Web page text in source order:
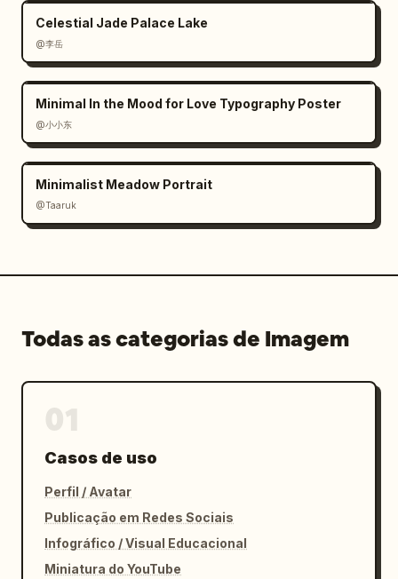
Celestial Jade Palace Lake
@李岳
Minimal In the Mood for Love Typography Poster
@小小东
Minimalist Meadow Portrait
@Taaruk
Todas as categorias de Imagem
Casos de uso
Perfil / Avatar
Publicação em Redes Sociais
Infográfico / Visual Educacional
Miniatura do YouTube